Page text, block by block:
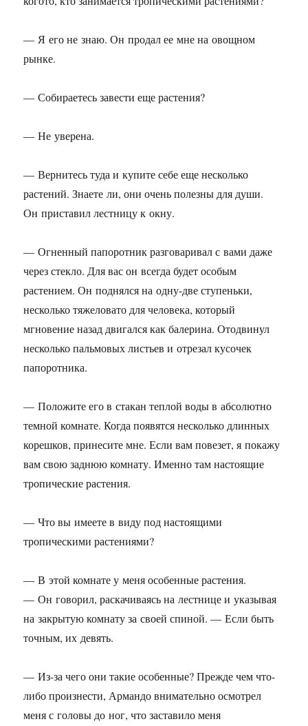
— Я его не знаю. Он продал ее мне на овощном
рынке.
— Собираетесь завести еще растения?
— Не уверена.
— Вернитесь туда и купите себе еще несколько
растений. Знаете ли, они очень полезны для души.
Он приставил лестницу к окну.
— Огненный папоротник разговаривал с вами даже
через стекло. Для вас он всегда будет особым
растением. Он поднялся на одну-две ступеньки,
несколько тяжеловато для человека, который
мгновение назад двигался как балерина. Отодвинул
несколько пальмовых листьев и отрезал кусочек
папоротника.
— Положите его в стакан теплой воды в абсолютно
темной комнате. Когда появятся несколько длинных
корешков, принесите мне. Если вам повезет, я покажу
вам свою заднюю комнату. Именно там настоящие
тропические растения.
— Что вы имеете в виду под настоящими
тропическими растениями?
— В этой комнате у меня особенные растения.
— Он говорил, раскачиваясь на лестнице и указывая
на закрытую комнату за своей спиной. — Если быть
точным, их девять.
— Из-за чего они такие особенные? Прежде чем что-
либо произнести, Армандо внимательно осмотрел
меня с головы до ног, что заставило меня